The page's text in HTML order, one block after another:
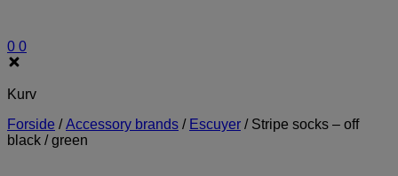
0 0
Kurv
Forside /Accessory brands / Escuyer / Stripe socks – off
black / green